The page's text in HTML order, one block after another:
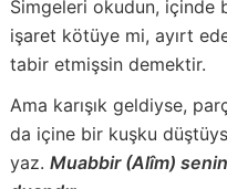
Simgeleri okudun, içinde
işaret kötüye mi, ayırt
tabir etmişsin demektir.
Ama karışık geldiyse,
da içine bir kuşku
yaz. Muabbir (Alîm)